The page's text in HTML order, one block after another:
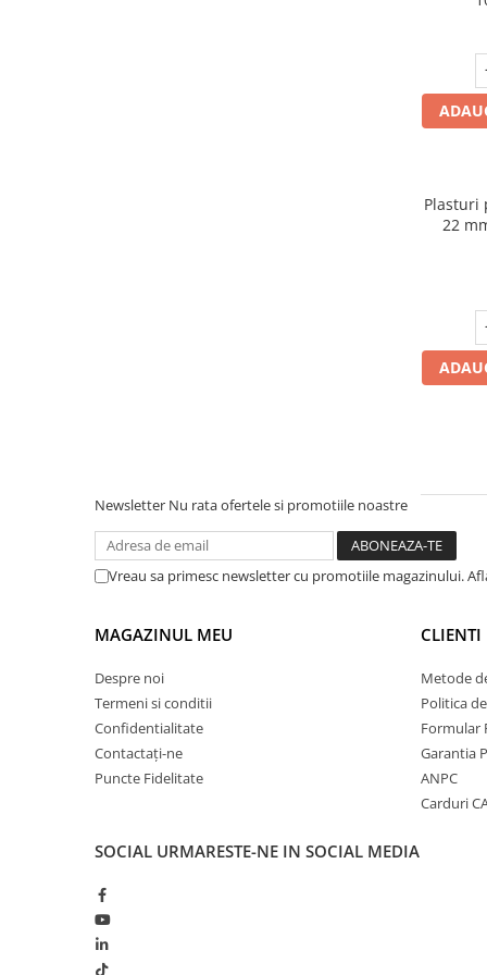
Plasturi
Newsletter Nu rata ofertele si promotiile noastre
Vreau sa primesc newsletter cu promotiile magazinului.
MAGAZINUL MEU
Despre noi
Termeni si conditii
Confidentialitate
Contactați-ne
Puncte Fidelitate
CLIENTI
Metode
Politica
Formular
Garantia
ANPC
Carduri
SOCIAL URMARESTE-NE IN SOCIAL MEDIA